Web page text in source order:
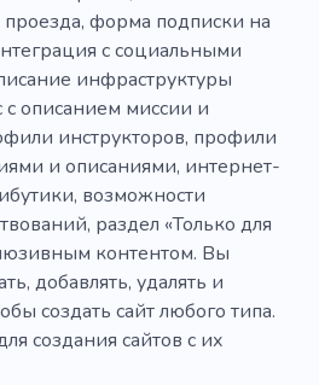
форма подписки на
с социальными
инфраструктуры
с описанием миссии и
инструкторов, профили
и описаниями, интернет-
возможности
раздел «Только для
контентом. Вы
добавлять, удалять и
создать сайт любого типа.
создания сайтов с их